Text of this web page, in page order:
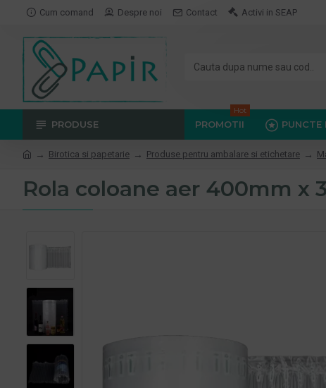
Cum comand Despre noi Contact Activi in SEAP
PRODUSE PROMOTII
Hot
PUNCTE
Birotica si papetarie Produse pentru ambalare si etichetare
Rola coloane aer 400mm x